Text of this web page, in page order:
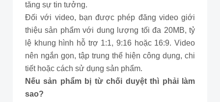
tăng sự tin tưởng.
Đối với video, bạn được phép đăng video giới
thiệu sản phẩm với dung lượng tối đa 20MB, tỷ
lệ khung hình hỗ trợ 1:1, 9:16 hoặc 16:9. Video
nên ngắn gọn, tập trung thể hiện công dụng, chi
tiết hoặc cách sử dụng sản phẩm.
Nếu sản phẩm bị từ chối duyệt thì phải làm
sao?